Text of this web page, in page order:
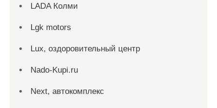
LADA Колми
Lgk motors
Lux, оздоровительный центр
Nado-Kupi.ru
Next, автокомплекс